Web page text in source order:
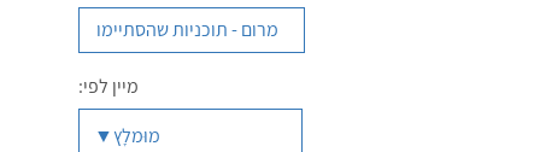
מרום - תוכניות שהסתיימו
מיין לפי:
מוּמלָץ